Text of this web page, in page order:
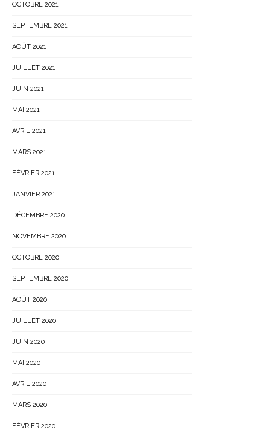
OCTOBRE 2021
SEPTEMBRE 2021
AOÛT 2021
JUILLET 2021
JUIN 2021
MAI 2021
AVRIL 2021
MARS 2021
FÉVRIER 2021
JANVIER 2021
DÉCEMBRE 2020
NOVEMBRE 2020
OCTOBRE 2020
SEPTEMBRE 2020
AOÛT 2020
JUILLET 2020
JUIN 2020
MAI 2020
AVRIL 2020
MARS 2020
FÉVRIER 2020